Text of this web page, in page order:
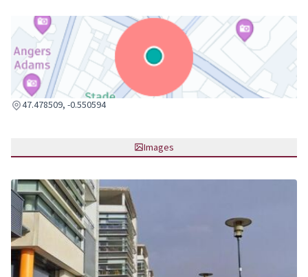
47.478509, -0.550594
(Lien externe)
Images